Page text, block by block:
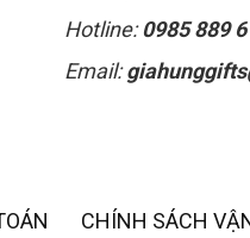
Hotline:0985 889
Email:
CHÍNH SÁCH